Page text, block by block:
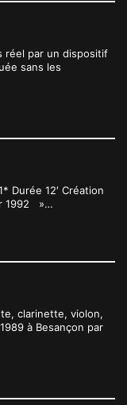
réel par un dispositif
sans les
Durée 12′ Création
1992 »…
clarinette, violon,
à Besançon par